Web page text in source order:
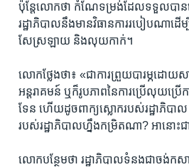
ប៉ុន្តែ​លោក​ថា ​កំណែ​ទម្រង់​ដែល​ទទួល​បាន​
រដ្ឋាភិបាល​នឹង​មាន​វិធានការ​របៀប​ណា​ដ
សែស្រឡាយ​ និង​លុយ​កាក់។​
លោក​ថ្លែង​ថា៖ ​«ជា​ការ​ព្រួយ​បារម្ភ​ដោយ​
អន្តរាគមន៍​ ឬក៏​រូបភាព​នៃ​ការ​ប្រើ​លុយ​ប្រើ​ក
ទែន​ ហើយ​ដូច​ពាក្យ​ស្លោក​របស់​រដ្ឋាភិបា
របស់​រដ្ឋាភិបាល​ហ្នឹង​កម្រិត​ណា?​ អានោះ​ជ
លោក​បន្ថែម​ថា​ រដ្ឋាភិបាល​ទំនង​ជា​ចង់​